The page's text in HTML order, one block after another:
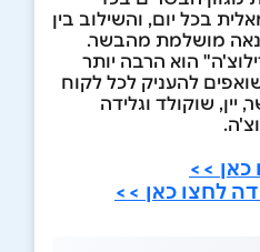
בכל יום, והשילוב בין
מושלמת מהבשר.
הוא הרבה יותר
להעניק לכל לקוח
יין, שוקולד וגלידה
>>
לחצו כאן >>